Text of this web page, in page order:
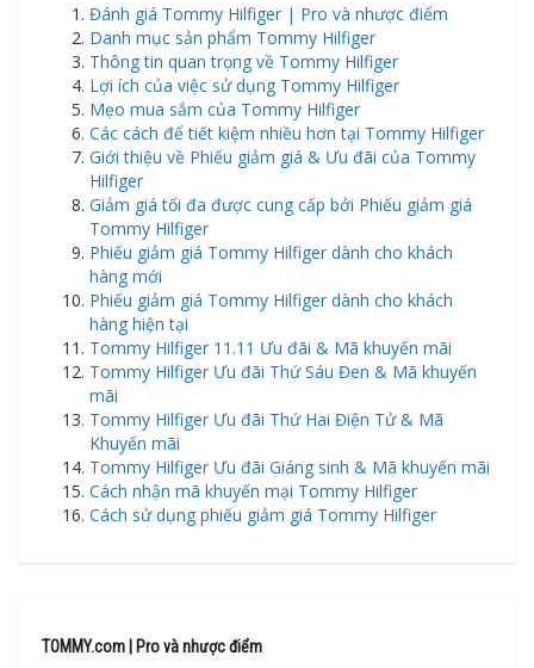
Đánh giá Tommy Hilfiger | Pro và nhược điểm
Danh mục sản phẩm Tommy Hilfiger
Thông tin quan trọng về Tommy Hilfiger
Lợi ích của việc sử dụng Tommy Hilfiger
Mẹo mua sắm của Tommy Hilfiger
Các cách để tiết kiệm nhiều hơn tại Tommy Hilfiger
Giới thiệu về Phiếu giảm giá & Ưu đãi của Tommy
Hilfiger
Giảm giá tối đa được cung cấp bởi Phiếu giảm giá
Tommy Hilfiger
Phiếu giảm giá Tommy Hilfiger dành cho khách
hàng mới
Phiếu giảm giá Tommy Hilfiger dành cho khách
hàng hiện tại
Tommy Hilfiger 11.11 Ưu đãi & Mã khuyến mãi
Tommy Hilfiger Ưu đãi Thứ Sáu Đen & Mã khuyến
mãi
Tommy Hilfiger Ưu đãi Thứ Hai Điện Tử & Mã
Khuyến mãi
Tommy Hilfiger Ưu đãi Giáng sinh & Mã khuyến mãi
Cách nhận mã khuyến mại Tommy Hilfiger
Cách sử dụng phiếu giảm giá Tommy Hilfiger
TOMMY.com | Pro và nhược điểm